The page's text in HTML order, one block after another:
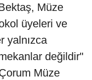
Müze
üyeleri ve
yalnızca
değildir"
Müze